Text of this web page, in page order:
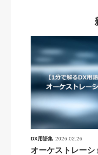
DX用語集 2026.02.26
オーケストレーシ